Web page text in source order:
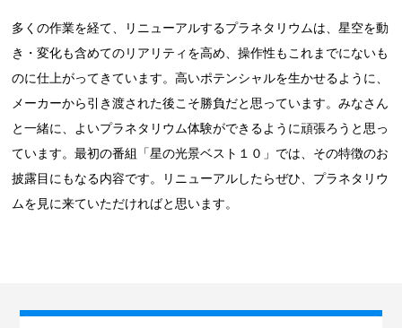
多くの作業を経て、リニューアルするプラネタリウムは、星空を動
き・変化も含めてのリアリティを高め、操作性もこれまでにないも
のに仕上がってきています。高いポテンシャルを生かせるように、
メーカーから引き渡された後こそ勝負だと思っています。みなさん
と一緒に、よいプラネタリウム体験ができるように頑張ろうと思っ
ています。最初の番組「星の光景ベスト１０」では、その特徴のお
披露目にもなる内容です。リニューアルしたらぜひ、プラネタリウ
ムを見に来ていただければと思います。